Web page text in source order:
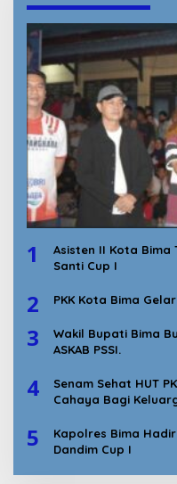
1
Asisten II Kota Bima
Santi Cup I
2 PKK Kota Bima
3
Wakil Bupati Bima
ASKAB PSSI.
4
Senam Sehat HUT
Cahaya Bagi
5
Kapolres Bima
Dandim Cup I